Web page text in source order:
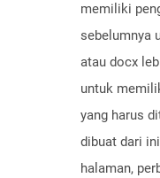
memiliki
sebelumnya
atau docx
untuk
yang harus
dibuat dari
halaman,